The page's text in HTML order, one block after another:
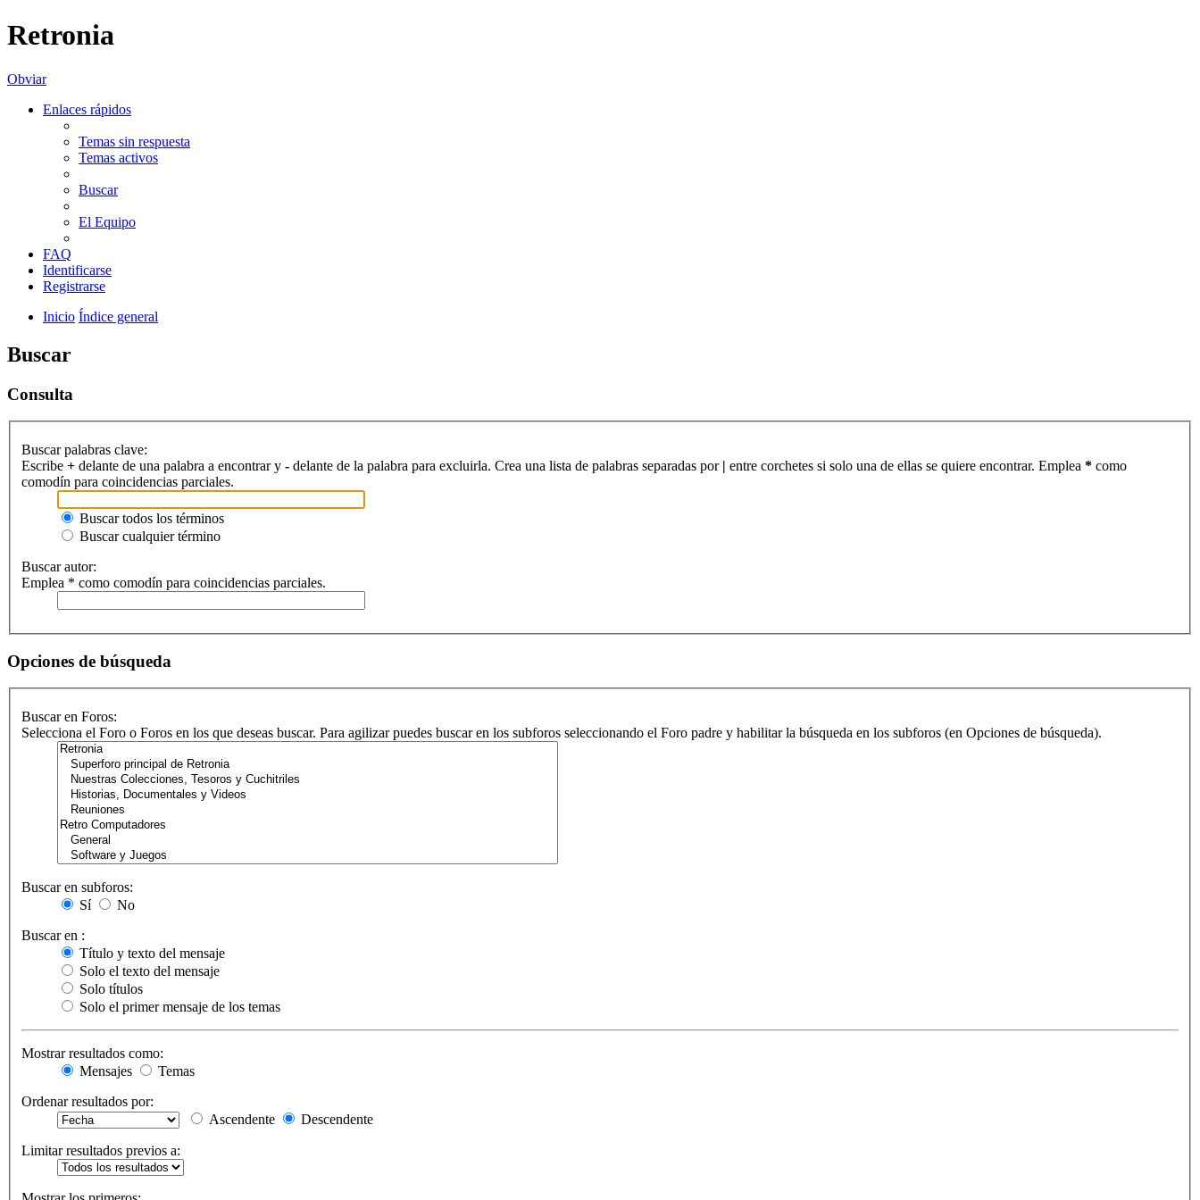
Retronia
Obviar
Enlaces rápidos
Temas sin respuesta
Temas activos
Buscar
El Equipo
FAQ
Identificarse
Registrarse
Inicio Índice general
Buscar
Consulta
Buscar palabras clave:
Escribe + delante de una palabra a encontrar y - delante de la palabra para excluirla. Crea una lista de palabras separadas por | entre corchetes si solo una de ellas se quiere encontrar. Emplea * como
comodín para coincidencias parciales.
Buscar todos los términos
Buscar cualquier término
Buscar autor:
Emplea * como comodín para coincidencias parciales.
Opciones de búsqueda
Buscar en Foros:
Selecciona el Foro o Foros en los que deseas buscar. Para agilizar puedes buscar en los subforos seleccionando el Foro padre y habilitar la búsqueda en los subforos (en Opciones de búsqueda).
Buscar en subforos:
Sí
No
Buscar en :
Título y texto del mensaje
Solo el texto del mensaje
Solo títulos
Solo el primer mensaje de los temas
Mostrar resultados como:
Mensajes
Temas
Ordenar resultados por:
Ascendente
Descendente
Limitar resultados previos a: